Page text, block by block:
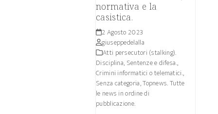
normativa e la
casistica.
2 Agosto 2023
giuseppedelalla
Atti persecutori (stalking).
Disciplina, Sentenze e difesa.,
Crimini informatici o telematici.,
Senza categoria,Topnews. Tutte
le news in ordine di
pubblicazione.